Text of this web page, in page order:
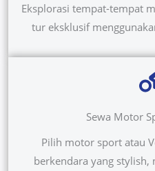
Eksplorasi tempat-tempat
tur eksklusif
Sewa Motor
Pilih motor sport atau
berkendara yang stylish,